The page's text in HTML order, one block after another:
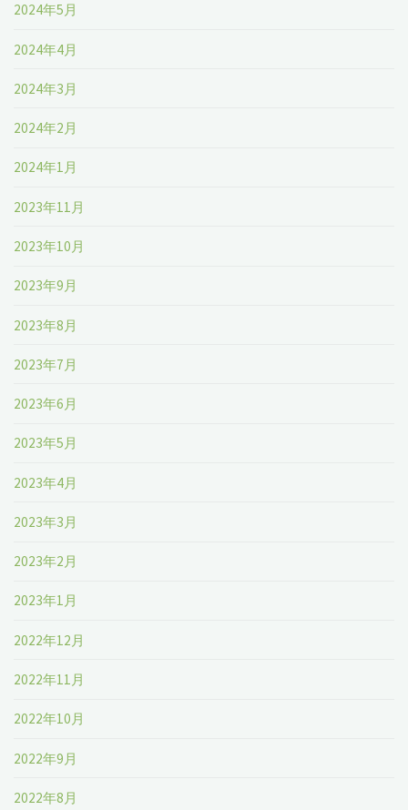
2024年5月
2024年4月
2024年3月
2024年2月
2024年1月
2023年11月
2023年10月
2023年9月
2023年8月
2023年7月
2023年6月
2023年5月
2023年4月
2023年3月
2023年2月
2023年1月
2022年12月
2022年11月
2022年10月
2022年9月
2022年8月